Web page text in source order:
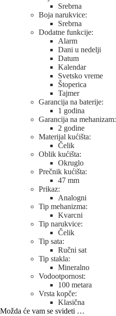
Srebrna
Boja narukvice:
Srebrna
Dodatne funkcije:
Alarm
Dani u nedelji
Datum
Kalendar
Svetsko vreme
Štoperica
Tajmer
Garancija na baterije:
1 godina
Garancija na mehanizam:
2 godine
Materijal kućišta:
Čelik
Oblik kućišta:
Okruglo
Prečnik kućišta:
47 mm
Prikaz:
Analogni
Tip mehanizma:
Kvarcni
Tip narukvice:
Čelik
Tip sata:
Ručni sat
Tip stakla:
Mineralno
Vodootpornost:
100 metara
Vrsta kopče:
Klasična
Možda će vam se svideti …